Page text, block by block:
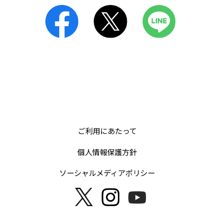
ご利用にあたって
個人情報保護方針
ソーシャルメディアポリシー